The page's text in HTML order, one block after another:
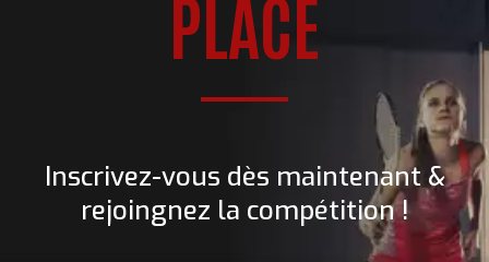
PLACE
Inscrivez-vous dès maintenant &
rejoingnez la compétition !